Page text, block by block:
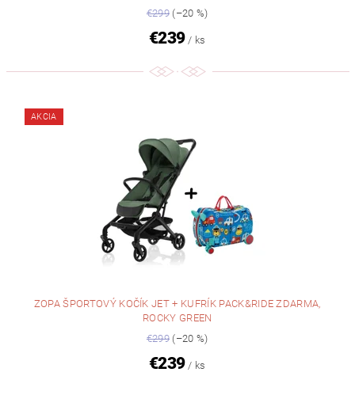
€299 (–20 %)
€239 / ks
AKCIA
ZOPA ŠPORTOVÝ KOČÍK JET + KUFRÍK PACK&RIDE ZDARMA,
ROCKY GREEN
€299 (–20 %)
€239 / ks